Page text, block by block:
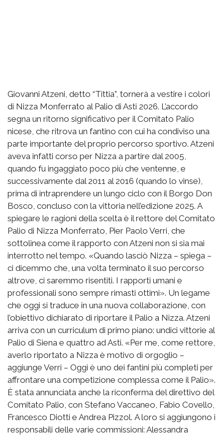
Giovanni Atzeni, detto “Tittia”, tornerà a vestire i colori
di Nizza Monferrato al Palio di Asti 2026. L’accordo
segna un ritorno significativo per il Comitato Palio
nicese, che ritrova un fantino con cui ha condiviso una
parte importante del proprio percorso sportivo. Atzeni
aveva infatti corso per Nizza a partire dal 2005,
quando fu ingaggiato poco più che ventenne, e
successivamente dal 2011 al 2016 (quando lo vinse),
prima di intraprendere un lungo ciclo con il Borgo Don
Bosco, concluso con la vittoria nell’edizione 2025. A
spiegare le ragioni della scelta è il rettore del Comitato
Palio di Nizza Monferrato, Pier Paolo Verri, che
sottolinea come il rapporto con Atzeni non si sia mai
interrotto nel tempo. «Quando lasciò Nizza – spiega –
ci dicemmo che, una volta terminato il suo percorso
altrove, ci saremmo risentiti. I rapporti umani e
professionali sono sempre rimasti ottimi». Un legame
che oggi si traduce in una nuova collaborazione, con
l’obiettivo dichiarato di riportare il Palio a Nizza. Atzeni
arriva con un curriculum di primo piano: undici vittorie al
Palio di Siena e quattro ad Asti. «Per me, come rettore,
averlo riportato a Nizza è motivo di orgoglio –
aggiunge Verri – Oggi è uno dei fantini più completi per
affrontare una competizione complessa come il Palio».
È stata annunciata anche la riconferma del direttivo del
Comitato Palio, con Stefano Vaccaneo, Fabio Covello,
Francesco Diotti e Andrea Pizzol. A loro si aggiungono i
responsabili delle varie commissioni: Alessandra